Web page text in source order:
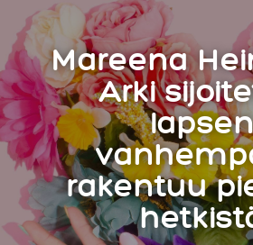
Mareena
Arki
rakentuu